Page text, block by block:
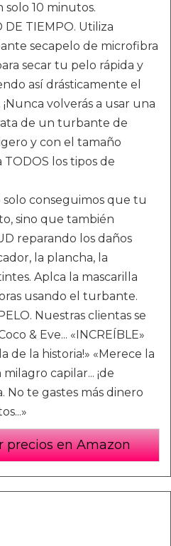
10 minutos.
DE TIEMPO. Utiliza
secapelo de microfibra
secar tu pelo rápida y
así drásticamente el
volverás a usar una
de un turbante de
y con el tamaño
los tipos de
solo conseguimos que tu
sino que también
reparando los daños
la plancha, la
Aplca la mascarilla
usando el turbante.
Nuestras clientas se
& Eve... «INCREÍBLE»
de la historia!» «Merece la
capilar... ¡de
No te gastes más dinero
precios en Amazon